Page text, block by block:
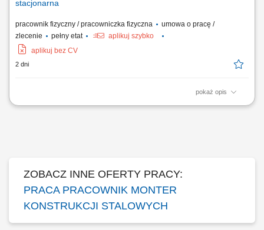
stacjonarna
pracownik fizyczny / pracowniczka fizyczna
umowa o pracę /
zlecenie
pełny etat
aplikuj szybko
aplikuj bez CV
2 dni
pokaż opis
Zakres obowiązków: montaż, składanie oraz spawanie konstrukcji
ZOBACZ INNE OFERTY PRACY:
PRACA PRACOWNIK MONTER
KONSTRUKCJI STALOWYCH